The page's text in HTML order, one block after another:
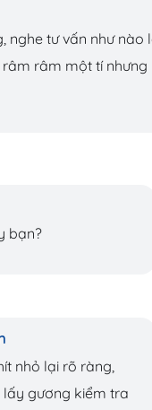
nghe tư vấn như nào
râm một tí nhưng
bạn?
nhỏ lại rõ ràng,
gương kiểm tra